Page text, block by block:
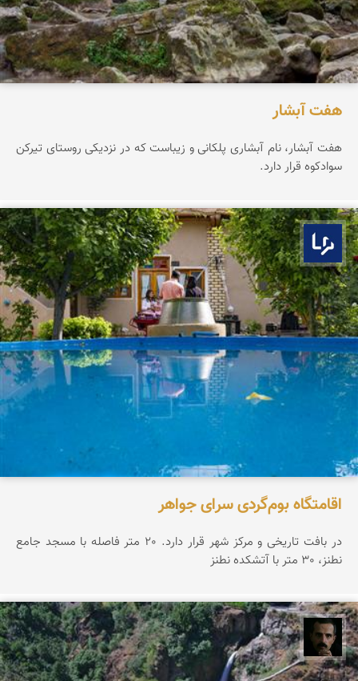
هفت آبشار
هفت آبشار، نام آبشاری پلکانی و زیباست که در نزدیکی روستای تیرکن
سوادکوه قرار دارد.
بوم ما
اقامتگاه بوم‌گردی سرای جواهر
در بافت تاریخی و مرکز شهر قرار دارد. 20 متر فاصله با مسجد جامع
نطنز، 30 متر با آتشکده نطنز
عباس رحمانی